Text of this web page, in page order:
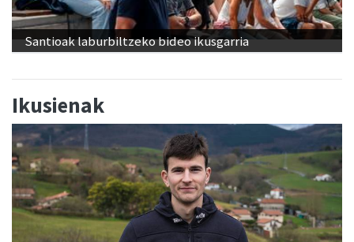
Santioak laburbiltzeko bideo ikusgarria
Ikusienak